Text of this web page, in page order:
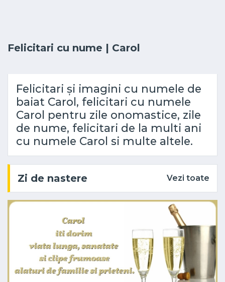
Felicitari cu nume | Carol
Felicitari și imagini cu numele de
baiat Carol, felicitari cu numele
Carol pentru zile onomastice, zile
de nume, felicitari de la multi ani
cu numele Carol si multe altele.
Zi de nastere Vezi toate